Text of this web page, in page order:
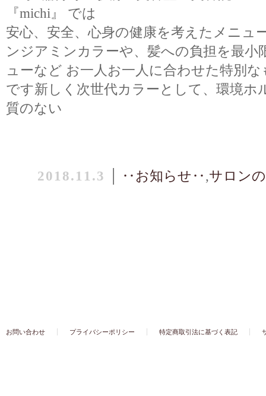
『michi』 では
安心、安全、心身の健康を考えたメニュ
ンジアミンカラーや、髪への負担を最
ューなど お一人お一人に合わせた特別
です新しく次世代カラーとして、環境ホ
質のない
2018.11.3 ‥お知らせ‥ ,サロン
お問い合わせ プライバシーポリシー 特定商取引法に基づく表記